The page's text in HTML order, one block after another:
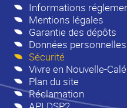
Informations
Mentions légales
Garantie des dépôts
Données personnelles
Sécurité
Vivre en Nouvelle-
Plan du site
Réclamation